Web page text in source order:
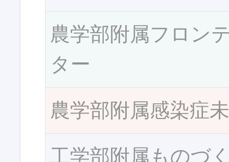
農学部附属フロン
ター
農学部附属感染症
工学部附属ものづ